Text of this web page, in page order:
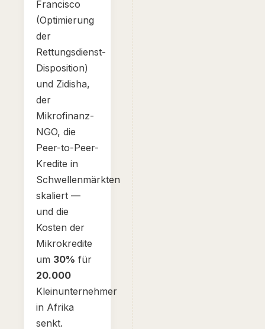
Francisco
(Optimierung
der
Rettungsdienst-
Disposition)
und Zidisha,
der
Mikrofinanz-
NGO, die
Peer-to-Peer-
Kredite in
Schwellenmärkten
skaliert —
und die
Kosten der
Mikrokredite
um 30% für
20.000
Kleinunternehmer
in Afrika
senkt.